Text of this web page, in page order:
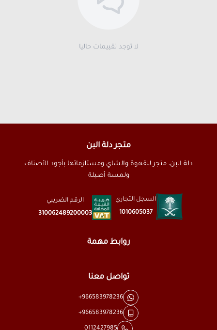
لا توجد تقييمات حاليا
متجر دلة البن
دلة البن، متجر للقهوة والشاي ومستلزماتها بأجود الأصناف
ولمسة أصيلة
السجل التجاري
1010605037
الرقم الضريبي
310062489200003
روابط مهمة
تواصل معنا
+966583978236
+966583978236